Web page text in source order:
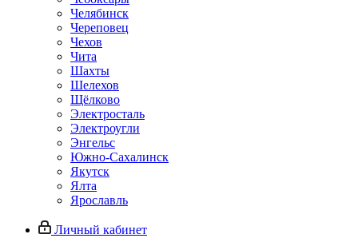
Челябинск
Череповец
Чехов
Чита
Шахты
Шелехов
Щёлково
Электросталь
Электроугли
Энгельс
Южно-Сахалинск
Якутск
Ялта
Ярославль
Личный кабинет